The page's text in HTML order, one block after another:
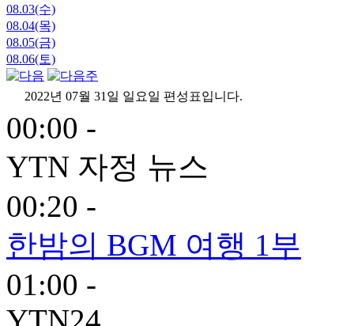
08.03(수)
08.04(목)
08.05(금)
08.06(토)
2022년 07월 31일 일요일 편성표입니다.
00:00 -
YTN 자정 뉴스
00:20 -
한밤의 BGM 여행 1부
01:00 -